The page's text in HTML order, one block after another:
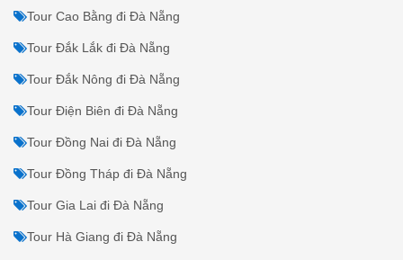
Tour Cao Bằng đi Đà Nẵng
Tour Đắk Lắk đi Đà Nẵng
Tour Đắk Nông đi Đà Nẵng
Tour Điện Biên đi Đà Nẵng
Tour Đồng Nai đi Đà Nẵng
Tour Đồng Tháp đi Đà Nẵng
Tour Gia Lai đi Đà Nẵng
Tour Hà Giang đi Đà Nẵng